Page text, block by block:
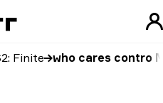
Finite who cares contro